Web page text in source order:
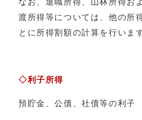
渡所得等については、他の所
とに所得割額の計算を行いま
◇利子所得
預貯金、公債、社債等の利子